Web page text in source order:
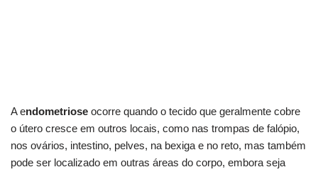
A endometriose ocorre quando o tecido que geralmente cobre
o útero cresce em outros locais, como nas trompas de falópio,
nos ovários, intestino, pelves, na bexiga e no reto, mas também
pode ser localizado em outras áreas do corpo, embora seja